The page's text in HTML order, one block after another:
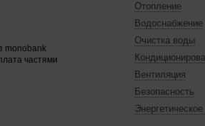
Где применяются аналоговые
Частные дома
: подогрев для
: комфорт для гостей с
: стабильная
С аналоговым контроллером ваш бассейн
Отопление
Водоснабжение
Очистка воды
Вентиляция
Безопасность